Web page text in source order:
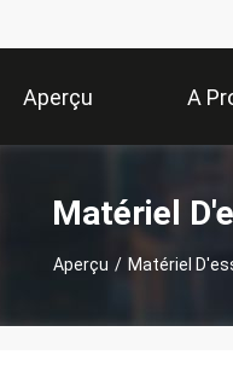
Aperçu A
Matériel
Aperçu / Matériel